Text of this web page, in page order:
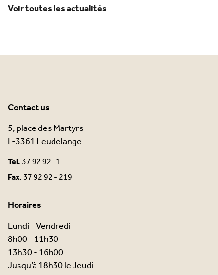
Voir toutes les actualités
Contact us
5, place des Martyrs
L-3361 Leudelange
Tel.37 92 92 -1
Fax.37 92 92 - 219
Horaires
Lundi - Vendredi
8h00 - 11h30
13h30 - 16h00
Jusqu’à 18h30 le Jeudi